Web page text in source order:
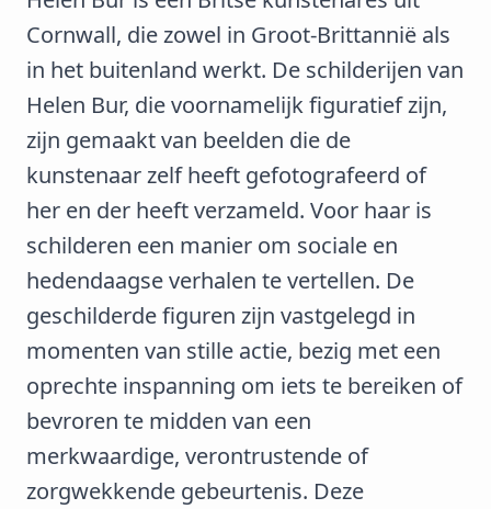
Cornwall, die zowel in Groot-Brittannië als
in het buitenland werkt. De schilderijen van
Helen Bur, die voornamelijk figuratief zijn,
zijn gemaakt van beelden die de
kunstenaar zelf heeft gefotografeerd of
her en der heeft verzameld. Voor haar is
schilderen een manier om sociale en
hedendaagse verhalen te vertellen. De
geschilderde figuren zijn vastgelegd in
momenten van stille actie, bezig met een
oprechte inspanning om iets te bereiken of
bevroren te midden van een
merkwaardige, verontrustende of
zorgwekkende gebeurtenis. Deze